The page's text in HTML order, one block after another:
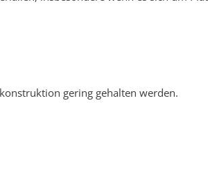
gering gehalten werden.